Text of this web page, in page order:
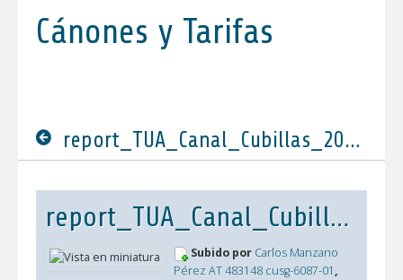
Cánones y Tarifas
report_TUA_Canal_Cubillas_2022_DEFINITIVO.pdf
report_TUA_Canal_Cubillas_2022_DEFINITIVO.pdf
Subido por Carlos Manzano
Pérez AT 483148 cusg-6087-01 ,